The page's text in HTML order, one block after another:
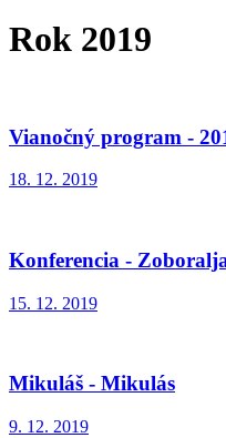
Rok 2019
Vianočný program -
18. 12. 2019
Konferencia -
15. 12. 2019
Mikuláš - Mikulás
9. 12. 2019